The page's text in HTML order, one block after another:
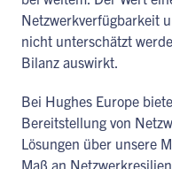
Netzwerkverfügbarkeit
nicht unterschätzt
Bilanz auswirkt.
Bei Hughes Europe
Bereitstellung von
Lösungen über unsere
Maß an